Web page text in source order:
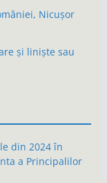
Nicușor
și liniște sau
din 2024 în
a Principalilor